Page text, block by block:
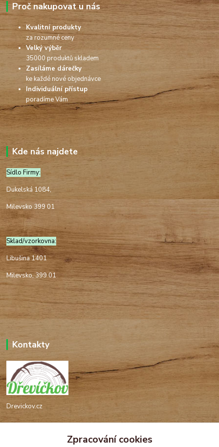
Proč nakupovat u nás
Kvalitní produkty
za rozumné ceny
Velký výběr
35000 produktů skladem
Zasíláme dárečky
ke každé nové objednávce
Individuální přístup
poradíme Vám
Kde nás najdete
Sídlo Firmy:
Dukelská 1084,
Milevsko 399 01
Sklad/vzorkovna:
Libušina 1401
Milevsko, 399 01
Kontakty
Drevickov.cz
+420 732 488 676Zpracování cookies